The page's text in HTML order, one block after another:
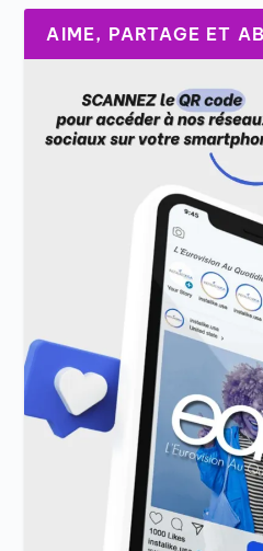
AIME, PARTAGE ET